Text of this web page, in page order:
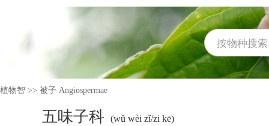
植物智 >> 被子 Angiospermae
五味子科 (wǔ wèi zǐ/zi kē)